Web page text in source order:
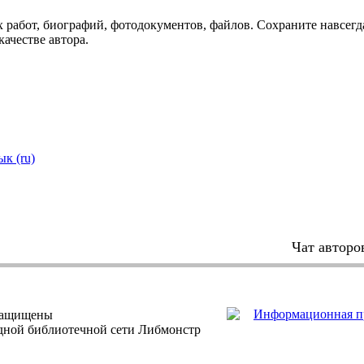
биографий, фотодокументов, файлов. Сохраните
автора.
(ru)
Чат
библиотечной сети Либмонстр